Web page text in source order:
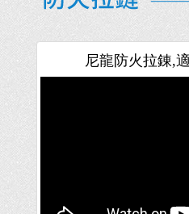
尼龍防火拉錬,